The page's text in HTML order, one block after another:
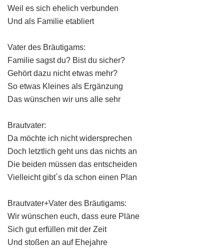
Weil es sich ehelich verbunden
Und als Familie etabliert
Vater des Bräutigams:
Familie sagst du? Bist du sicher?
Gehört dazu nicht etwas mehr?
So etwas Kleines als Ergänzung
Das wünschen wir uns alle sehr
Brautvater:
Da möchte ich nicht widersprechen
Doch letztlich geht uns das nichts an
Die beiden müssen das entscheiden
Vielleicht gibt´s da schon einen Plan
Brautvater+Vater des Bräutigams:
Wir wünschen euch, dass eure Pläne
Sich gut erfüllen mit der Zeit
Und stoßen an auf Ehejahre